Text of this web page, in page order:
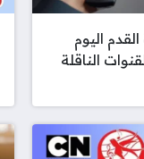
اليوم
والقنوات الناقلة